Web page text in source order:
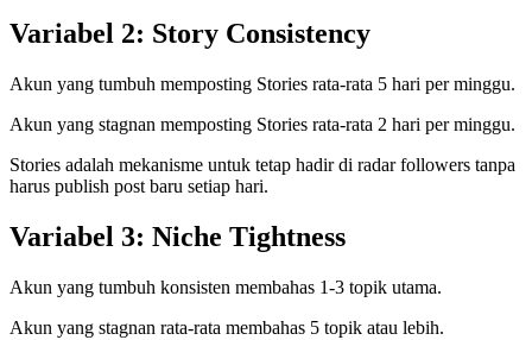
Variabel 2: Story Consistency
Akun yang tumbuh memposting Stories rata-rata 5 hari per minggu.
Akun yang stagnan memposting Stories rata-rata 2 hari per minggu.
Stories adalah mekanisme untuk tetap hadir di radar followers tanpa
harus publish post baru setiap hari.
Variabel 3: Niche Tightness
Akun yang tumbuh konsisten membahas 1-3 topik utama.
Akun yang stagnan rata-rata membahas 5 topik atau lebih.